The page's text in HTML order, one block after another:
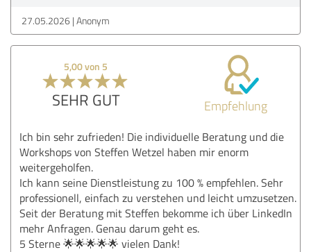
27.05.2026 Anonym
5,00 von 5
SEHR GUT Empfehlung
Ich bin sehr zufrieden! Die individuelle Beratung und die
Workshops von Steffen Wetzel haben mir enorm
weitergeholfen.
Ich kann seine Dienstleistung zu 100 % empfehlen. Sehr
professionell, einfach zu verstehen und leicht umzusetzen.
Seit der Beratung mit Steffen bekomme ich über LinkedIn
mehr Anfragen. Genau darum geht es.
5 Sterne 🌟🌟🌟🌟🌟 vielen Dank!